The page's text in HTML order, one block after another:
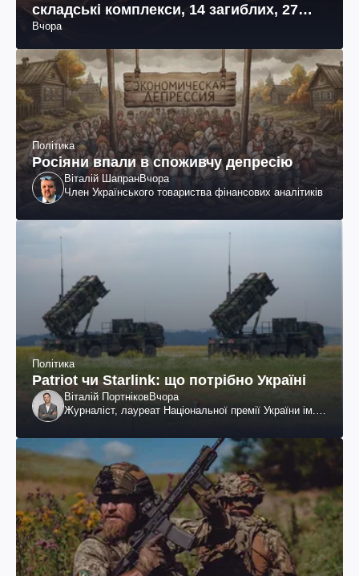
складські комплекси, 14 загиблих, 27
поранених (фото, відео)
Вчора
Політика
Росіяни впали в споживчу депресію
Віталій ШапранВчора
Член Українського товариства фінансових аналітиків
Політика
Patriot чи Starlink: що потрібно Україні
Віталій ПортніковВчора
Журналіст, лауреат Національної премії України ім.